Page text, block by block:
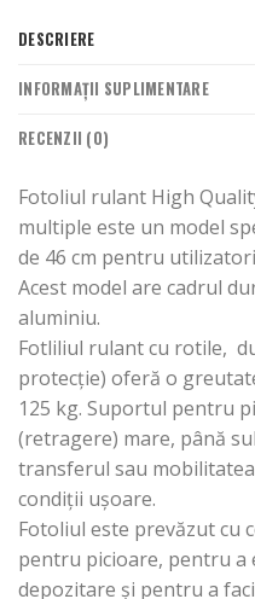
DESCRIERE
INFORMAȚII SUPLIMENTARE
RECENZII (0)
Fotoliul rulant High
multiple este un model
de 46 cm pentru
Acest model are cadrul
aluminiu.
Fotliliul rulant cu rotile,
protecție) oferă o
125 kg. Suportul pentru
(retragere) mare, până
transferul sau
condiții ușoare.
Fotoliul este prevăzut cu
pentru picioare, pentru a
depozitare și pentru a